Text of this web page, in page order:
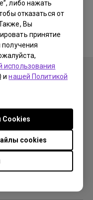
либо нажать
отказаться от
Вы
принятие
использования
инашей Политикой
cookies
Сookies